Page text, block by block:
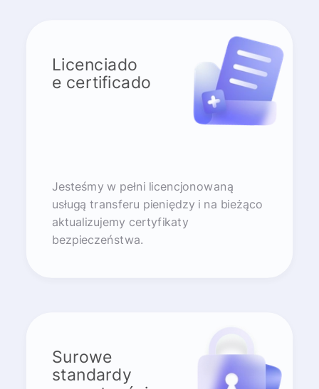
Licenciado
e certificado
Jesteśmy w pełni licencjonowaną
usługą transferu pieniędzy i na bieżąco
aktualizujemy certyfikaty
bezpieczeństwa.
Surowe
standardy